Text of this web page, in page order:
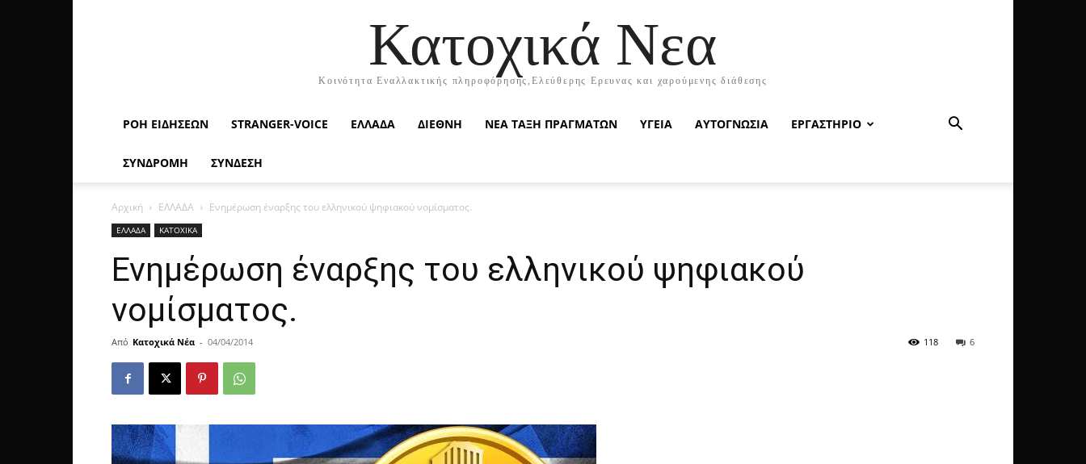
Κατοχικά Νεα
Κοινότητα Εναλλακτικής πληροφόρησης,Ελεύθερης Ερευνας και χαρούμενης διάθεσης
ΡΟΉ ΕΙΔΉΣΕΩΝ STRANGER-VOICE ΕΛΛΑΔΑ ΔΙΕΘΝΗ ΝΕΑ ΤΑΞΗ ΠΡΑΓΜΑΤΩΝ ΥΓΕΙΑ ΑΥΤΟΓΝΩΣΙΑ ΕΡΓΑΣΤΗΡΙΟ
ΣΥΝΔΡΟΜΗ ΣΥΝΔΕΣΗ
Αρχική ΕΛΛΑΔΑ Ενημέρωση έναρξης του ελληνικού ψηφιακού νομίσματος.
ΕΛΛΑΔΑ ΚΑΤΟΧΙΚΑ
Ενημέρωση έναρξης του ελληνικού ψηφιακού
νομίσματος.
Από Κατοχικά Νέα - 04/04/2014 6
118